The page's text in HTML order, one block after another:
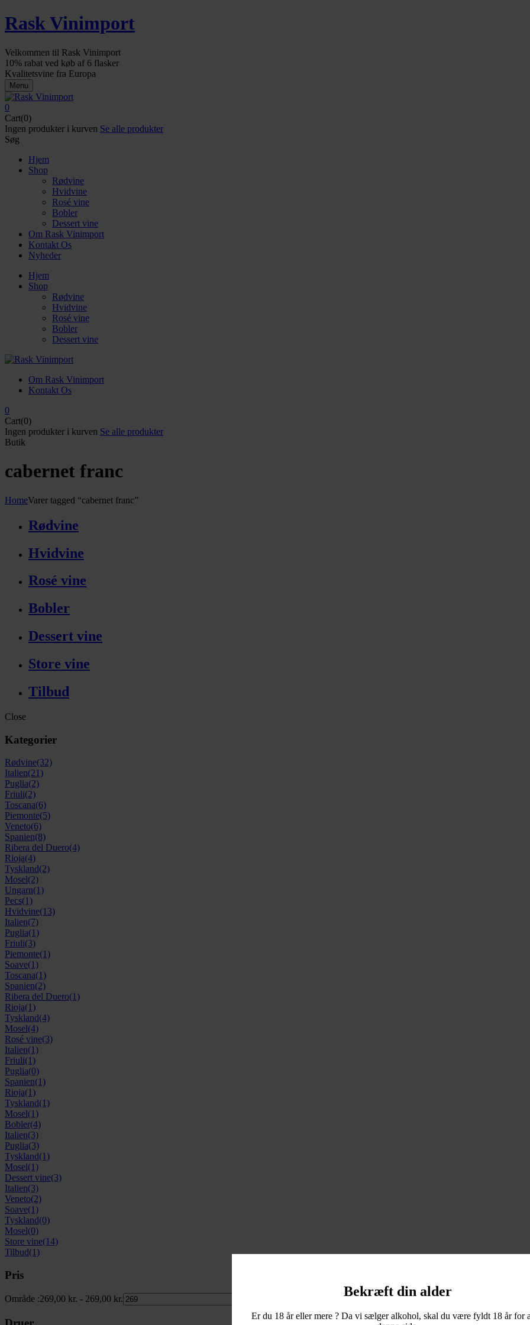
Bekræft din alder
Er du 18 år eller mere ? Da vi sælger alkohol, skal du være fyldt 18 år for
Rask Vinimport
Velkommen til Rask Vinimport
10% rabat ved køb af 6 flasker
Kvalitetsvine fra Europa
Menu
0
Cart(0)
Ingen produkter i kurven Se alle produkter
Søg
Hjem
Shop
Rødvine
Hvidvine
Rosé vine
Bobler
Dessert vine
Om Rask Vinimport
Kontakt Os
Nyheder
Hjem
Shop
Rødvine
Hvidvine
Rosé vine
Bobler
Dessert vine
Om Rask Vinimport
Kontakt Os
0
Cart(0)
Ingen produkter i kurven Se alle produkter
Butik
cabernet franc
HomeVarer tagged “cabernet franc”
Rødvine
Hvidvine
Rosé vine
Bobler
Dessert vine
Store vine
Tilbud
Close
Kategorier
Rødvine(32)
Italien(21)
Puglia(2)
Friuli(2)
Toscana(6)
Piemonte(5)
Veneto(6)
Spanien(8)
Ribera del Duero(4)
Rioja(4)
Tyskland(2)
Mosel(2)
Ungarn(1)
Pecs(1)
Hvidvine(13)
Italien(7)
Puglia(1)
Friuli(3)
Piemonte(1)
Soave(1)
Toscana(1)
Spanien(2)
Ribera del Duero(1)
Rioja(1)
Tyskland(4)
Mosel(4)
Rosé vine(3)
Italien(1)
Friuli(1)
Puglia(0)
Spanien(1)
Rioja(1)
Tyskland(1)
Mosel(1)
Bobler(4)
Italien(3)
Puglia(3)
Tyskland(1)
Mosel(1)
Dessert vine(3)
Italien(3)
Veneto(2)
Soave(1)
Tyskland(0)
Mosel(0)
Store vine(14)
Tilbud(1)
Pris
Område :269,00 kr. - 269,00 kr.